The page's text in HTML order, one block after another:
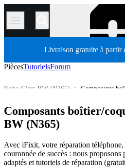
/
Livraison gratuite à partir
PiècesTutorielsForum
Composants
Kobo Clara BW (N365)
Pièces détachées
Boutique
Composants boîtier/
BW (N365)
Avec iFixit, votre réparation téléphone,
couronnée de succès : nous proposons
adaptés et tutoriels de réparation